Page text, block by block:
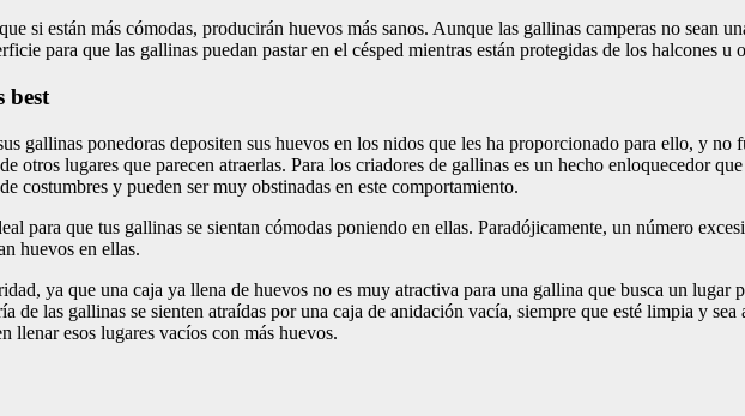
si están más cómodas, producirán huevos más sanos. Aunque las gallinas camperas no sean
para que las gallinas puedan pastar en el césped mientras están protegidas de los halcones u
best
gallinas ponedoras depositen sus huevos en los nidos que les ha proporcionado para ello, y no
otros lugares que parecen atraerlas. Para los criadores de gallinas es un hecho enloquecedor
costumbres y pueden ser muy obstinadas en este comportamiento.
para que tus gallinas se sientan cómodas poniendo en ellas. Paradójicamente, un número
huevos en ellas.
ya que una caja ya llena de huevos no es muy atractiva para una gallina que busca un
de las gallinas se sienten atraídas por una caja de anidación vacía, siempre que esté limpia y
llenar esos lugares vacíos con más huevos.